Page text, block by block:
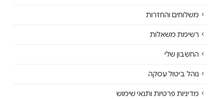
משלוחים והחזרות
רשימת משאלות
החשבון שלי
נוהל ביטול עסקה
מדיניות פרטיות ותנאי שימוש